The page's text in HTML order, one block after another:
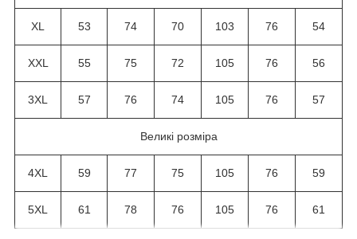
XL 53 74 70 103 76 54
XXL 55 75 72 105 76 56
3XL 57 76 74 105 76 57
Великі розміра
4XL 59 77 75 105 76 59
5XL 61 78 76 105 76 61